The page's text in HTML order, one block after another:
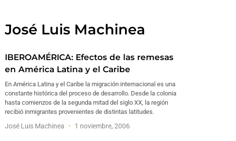
José Luis Machinea
IBEROAMÉRICA: Efectos de las remesas
en América Latina y el Caribe
En América Latina y el Caribe la migración internacional es una
constante histórica del proceso de desarrollo. Desde la colonia
hasta comienzos de la segunda mitad del siglo XX, la región
recibió inmigrantes provenientes de distintas latitudes.
José Luis Machinea 1 noviembre, 2006